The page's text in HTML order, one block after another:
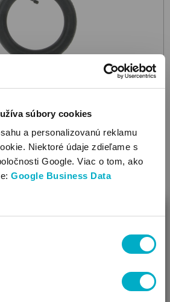
súbory cookies
a personalizovanú reklamu
Niektoré údaje zdieľame s
Google. Viac o tom, ako
Google Business Data
kočíkom